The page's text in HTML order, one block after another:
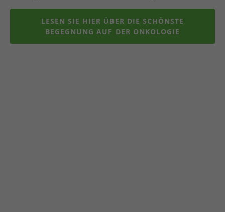
LESEN SIE HIER ÜBER DIE SCHÖNSTE
BEGEGNUNG AUF DER ONKOLOGIE